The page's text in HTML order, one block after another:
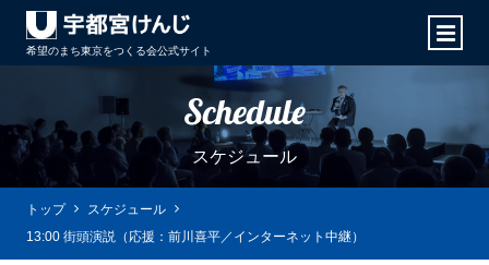
希望のまち東京をつくる会公式サイト
Schedule
スケジュール
トップ
スケジュール
13:00 街頭演説（応援：前川喜平／インターネット中継）